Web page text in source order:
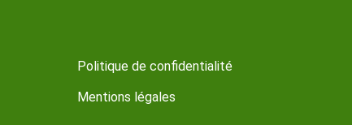
Politique de confidentialité
Mentions légales